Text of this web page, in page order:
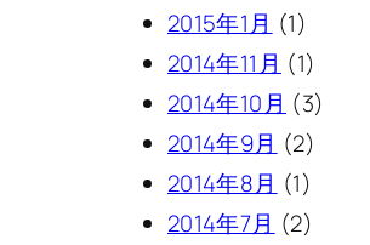
2015年1月 (1)
2014年11月 (1)
2014年10月 (3)
2014年9月 (2)
2014年8月 (1)
2014年7月 (2)